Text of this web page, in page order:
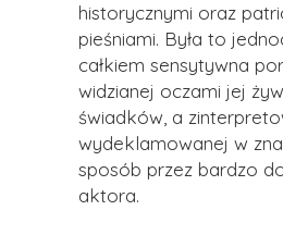
historycznymi oraz
pieśniami. Była to
całkiem sensytywna
widzianej oczami jej
świadków, a
wydeklamowanej w
sposób przez bardzo
aktora.